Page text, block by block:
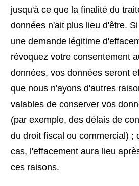
jusqu'à ce que la finalité du
données n'ait plus lieu d'être.
une demande légitime
révoquez votre consentement
données, vos données seront
que nous n'ayons d'autres
valables de conserver vos
(par exemple, des délais de
du droit fiscal ou commercial) ;
cas, l'effacement aura lieu
ces raisons.